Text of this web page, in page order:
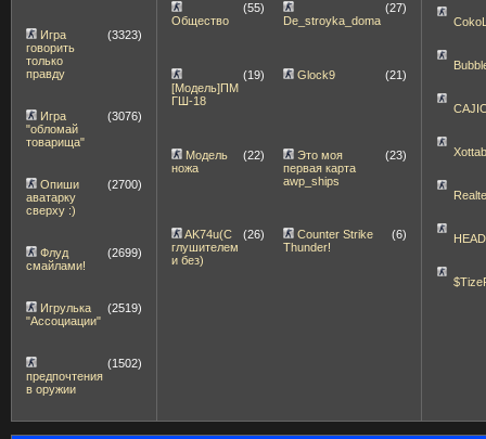
Игра
говорить
только
правду
(3323)
Игра
"обломай
товарища"
(3076)
Опиши
аватарку
сверху :)
(2700)
Флуд
смайлами!
(2699)
Игрулька
"Ассоциации"
(2519)
предпочтения
в оружии
(1502)
Общество
(55)
De_stroyka_doma
(27)
[Модель]ПМ
ГШ-18
(19) Glock9 (21)
Модель
ножа
(22)
Это моя
первая карта
awp_ships
(23)
AK74u(С
глушителем
и без)
(26)
Counter Strike
Thunder!
(6)